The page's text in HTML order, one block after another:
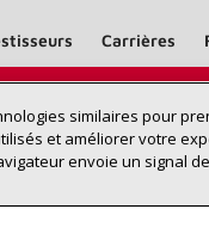
Carrières
similaires pour
et améliorer votre
envoie un signal